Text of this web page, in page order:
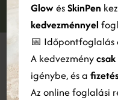
GlowésSkinPen
kedvezménnyel
📅 Időpontfoglalás
A kedvezmény
igénybe, és a
Az online foglalási
Cookie-kat használunk a
szabására és a forgalom
használatára vonatkozó
elemző partnereinkkel is,
információkkal, amelyeket
amelyeket a
össze.
Bővebben